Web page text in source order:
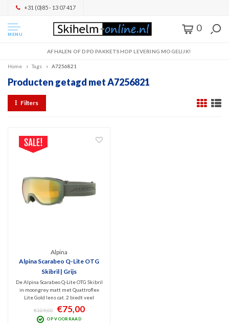
+31 (0)85 - 13 07 417
MENU
0
AFHALEN OF DPD PAKKETSHOP LEVERING MOGELIJK!
Home Tags A7256821
Producten getagd met A7256821
Filters
Alpina
Alpina Scarabeo Q-Lite OTG
Skibril | Grijs
De Alpina Scarabeo Q-Lite OTG Skibril
in moongrey matt met Quattroflex
Lite Gold lens cat. 2 biedt veel
comfort en geeft helder zicht in
verschillende lichtomstandigheden
op de piste. De skibril is op zijn best
€109,00 €75,00
OP VOORRAAD